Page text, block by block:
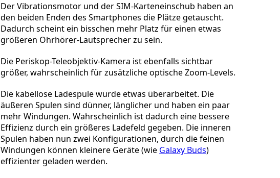
Der Vibrationsmotor und der SIM-Karteneinschub haben an
den beiden Enden des Smartphones die Plätze getauscht.
Dadurch scheint ein bisschen mehr Platz für einen etwas
größeren Ohrhörer-Lautsprecher zu sein.
Die Periskop-Teleobjektiv-Kamera ist ebenfalls sichtbar
größer, wahrscheinlich für zusätzliche optische Zoom-Levels.
Die kabellose Ladespule wurde etwas überarbeitet. Die
äußeren Spulen sind dünner, länglicher und haben ein paar
mehr Windungen. Wahrscheinlich ist dadurch eine bessere
Effizienz durch ein größeres Ladefeld gegeben. Die inneren
Spulen haben nun zwei Konfigurationen, durch die feinen
Windungen können kleinere Geräte (wie Galaxy Buds)
effizienter geladen werden.